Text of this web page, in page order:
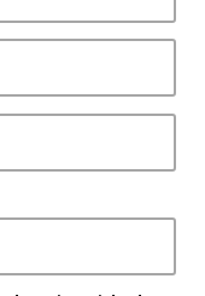
impulsan la
APTE.